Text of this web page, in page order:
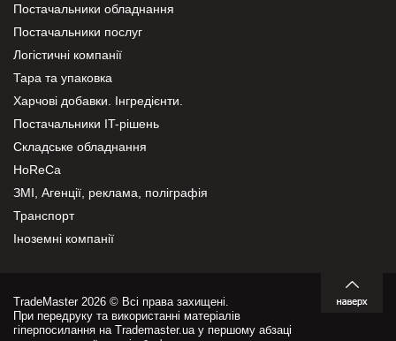
Постачальники обладнання
Постачальники послуг
Логістичні компанії
Тара та упаковка
Харчові добавки. Інгредієнти.
Постачальники IT-рішень
Складське обладнання
HoReCa
ЗМІ, Агенції, реклама, поліграфія
Транспорт
Іноземні компанії
TradeMaster 2026 © Всі права захищені.
При передруку та використанні матеріалів
гіперпосилання на Trademaster.ua у першому абзаці